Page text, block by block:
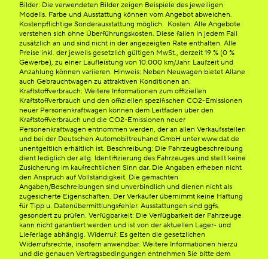
Bilder: Die verwendeten Bilder zeigen Beispiele des jeweiligen
Modells. Farbe und Ausstattung können vom Angebot abweichen.
Kostenpflichtige Sonderausstattung möglich. Kosten: Alle Angebote
verstehen sich ohne Überführungskosten. Diese fallen in jedem Fall
zusätzlich an und sind nicht in der angezeigten Rate enthalten. Alle
Preise inkl. der jeweils gesetzlich gültigen MwSt., derzeit 19 % (0 %
Gewerbe), zu einer Laufleistung von 10.000 km/Jahr. Laufzeit und
Anzahlung können variieren. Hinweis: Neben Neuwagen bietet Allane
auch Gebrauchtwagen zu attraktiven Konditionen an.
Kraftstoffverbrauch: Weitere Informationen zum offiziellen
Kraftstoffverbrauch und den offiziellen spezifischen CO2-Emissionen
neuer Personenkraftwagen können dem Leitfaden über den
Kraftstoffverbrauch und die CO2-Emissionen neuer
Personenkraftwagen entnommen werden, der an allen Verkaufsstellen
und bei der Deutschen Automobiltreuhand GmbH unter www.dat.de
unentgeltlich erhältlich ist. Beschreibung: Die Fahrzeugbeschreibung
dient lediglich der allg. Identifizierung des Fahrzeuges und stellt keine
Zusicherung im kaufrechtlichen Sinn dar. Die Angaben erheben nicht
den Anspruch auf Vollständigkeit. Die gemachten
Angaben/Beschreibungen sind unverbindlich und dienen nicht als
zugesicherte Eigenschaften. Der Verkäufer übernimmt keine Haftung
für Tipp u. Datenübermittlungsfehler. Ausstattungen sind ggfs.
gesondert zu prüfen. Verfügbarkeit: Die Verfügbarkeit der Fahrzeuge
kann nicht garantiert werden und ist von der aktuellen Lager- und
Lieferlage abhängig. Widerruf: Es gelten die gesetzlichen
Widerrufsrechte, insofern anwendbar. Weitere Informationen hierzu
und die genauen Vertragsbedingungen entnehmen Sie bitte dem